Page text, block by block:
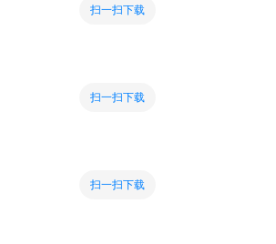
扫一扫下载
扫一扫下载
扫一扫下载